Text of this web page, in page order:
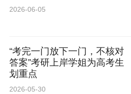
2026-06-05
“考完一门放下一门，不核对
答案”考研上岸学姐为高考生
划重点
2026-05-30